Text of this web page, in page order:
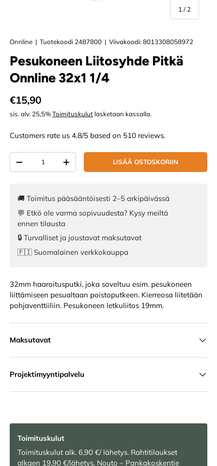
1 / /2
Onnline | Tuotekoodi 2487800 | Viivakoodi:8013308058972
Pesukoneen Liitosyhde Pitkä
Onnline 32x1 1/4
Normaali hinta
€15,90
sis. alv. 25,5%Toimituskulut lasketaan kassalla.
Customers rate us 4.8/5 based on 510 reviews.
VÄHENNÄ MÄÄRÄÄLISÄÄ MÄÄRÄÄLISÄÄ OSTOSKORIIN
🚚 Toimitus pääsääntöisesti 2–5 arkipäivässä
💬 Etkö ole varma sopivuudesta? Kysy meiltä
ennen tilausta
🔒 Turvalliset ja joustavat maksutavat
🇫🇮 Suomalainen verkkokauppa
32mm haaroitusputki, joka soveltuu esim. pesukoneen
liittämiseen pesualtaan poistoputkeen. Kierreosa liitetään
pohjaventtiiliin. Pesukoneen letkuliitos 19mm.
Maksutavat
Projektimyyntipalvelu
Toimituskulut
Toimituskulut alk. 6,90 €/ lähetys. Rahtitilaukset
alkaen 19,90 €/lähetys. Nouto – Pankakoskentie